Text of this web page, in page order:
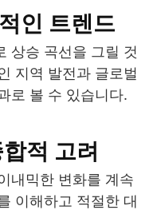
인 트렌드
상승 곡선을 그릴 것
지역 발전과 글로벌
로 볼 수 있습니다.
적 고려
내믹한 변화를 계속
이해하고 적절한 대